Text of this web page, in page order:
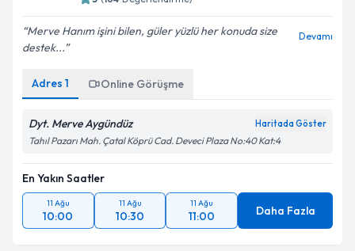
E-posta Adresiniz
Kişisel verilerimin işlenmesine ilişkin
Metni'ni okudum ve kişisel verilerimin belirtilen
Takvim Talebini Gönder
Merve Hanım işini bilen, güler yüzlü her konuda size
destek...
Devamı
Adres 1 Online Görüşme
Dyt. Merve Aygündüz Haritada Göster
Tahıl Pazarı Mah. Çatal Köprü Cad. Deveci Plaza No:40 Kat:4
En Yakın Saatler
11 Ağu
10:00
11 Ağu
10:30
11 Ağu
11:00 Daha Fazla